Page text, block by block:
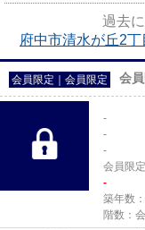
過去
府中市清水が丘2
会員限定 会員限定 会
-
-
-
会員限定
-
築年数：
階数：